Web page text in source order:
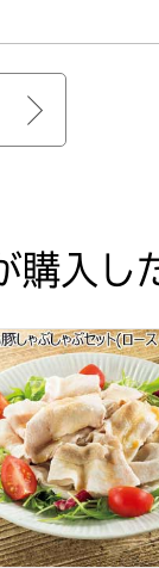
購入し
・お中元】
くらべセット
ラル ナチュラル
豚しゃぶしゃぶ